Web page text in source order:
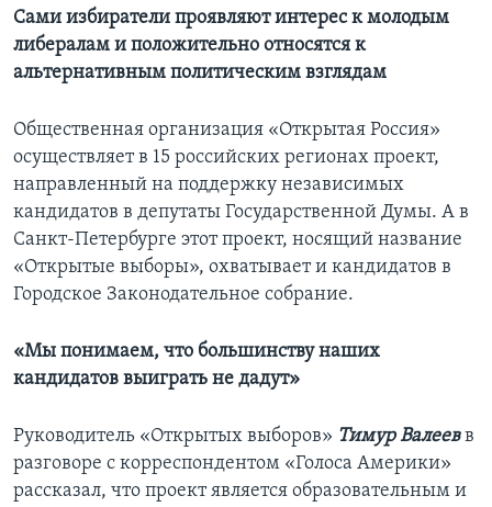
Сами избиратели проявляют интерес к молодым
либералам и положительно относятся к
альтернативным политическим взглядам
Общественная организация «Открытая Россия»
осуществляет в 15 российских регионах проект,
направленный на поддержку независимых
кандидатов в депутаты Государственной Думы. А в
Санкт-Петербурге этот проект, носящий название
«Открытые выборы», охватывает и кандидатов в
Городское Законодательное собрание.
«Мы понимаем, что большинству наших
кандидатов выиграть не дадут»
Руководитель «Открытых выборов» Тимур Валеевв
разговоре с корреспондентом «Голоса Америки»
рассказал, что проект является образовательным и